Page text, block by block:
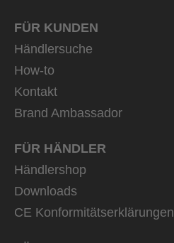
FÜR KUNDEN
Händlersuche
How-to
Kontakt
Brand Ambassador
FÜR HÄNDLER
Händlershop
Downloads
CE Konformitätserklärungen